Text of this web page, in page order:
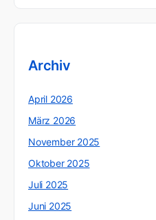
Archiv
April 2026
März 2026
November 2025
Oktober 2025
Juli 2025
Juni 2025